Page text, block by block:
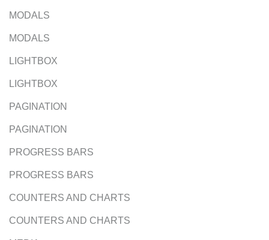
MODALS
MODALS
LIGHTBOX
LIGHTBOX
PAGINATION
PAGINATION
PROGRESS BARS
PROGRESS BARS
COUNTERS AND CHARTS
COUNTERS AND CHARTS